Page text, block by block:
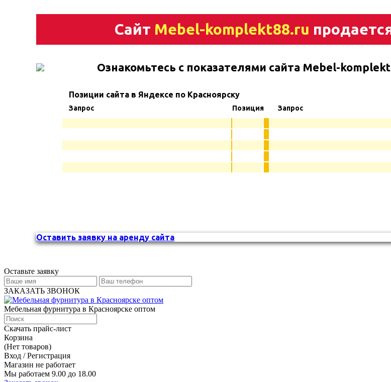
Сайт Mebel-komplekt88.ru
Ознакомьтесь с показателями сайта Mebel-
Позиции сайта в Яндексе по Красноярску
Запрос Позиция Запрос
Оставить заявку на аренду сайта
Оставьте заявку
ЗАКАЗАТЬ ЗВОНОК
Мебельная фурнитура в Красноярске оптом
Скачать прайс-лист
Корзина
(Нет товаров)
Вход / Регистрация
Магазин не работает
Мы работаем 9.00 до 18.00